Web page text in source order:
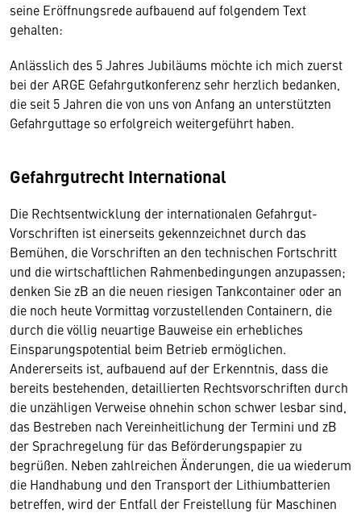
seine Eröffnungsrede aufbauend auf folgendem Text
gehalten:
Anlässlich des 5 Jahres Jubiläums möchte ich mich zuerst
bei der ARGE Gefahrgutkonferenz sehr herzlich bedanken,
die seit 5 Jahren die von uns von Anfang an unterstützten
Gefahrguttage so erfolgreich weitergeführt haben.
Gefahrgutrecht International
Die Rechtsentwicklung der internationalen Gefahrgut-
Vorschriften ist einerseits gekennzeichnet durch das
Bemühen, die Vorschriften an den technischen Fortschritt
und die wirtschaftlichen Rahmenbedingungen anzupassen;
denken Sie zB an die neuen riesigen Tankcontainer oder an
die noch heute Vormittag vorzustellenden Containern, die
durch die völlig neuartige Bauweise ein erhebliches
Einsparungspotential beim Betrieb ermöglichen.
Andererseits ist, aufbauend auf der Erkenntnis, dass die
bereits bestehenden, detaillierten Rechtsvorschriften durch
die unzähligen Verweise ohnehin schon schwer lesbar sind,
das Bestreben nach Vereinheitlichung der Termini und zB
der Sprachregelung für das Beförderungspapier zu
begrüßen. Neben zahlreichen Änderungen, die ua wiederum
die Handhabung und den Transport der Lithiumbatterien
betreffen, wird der Entfall der Freistellung für Maschinen